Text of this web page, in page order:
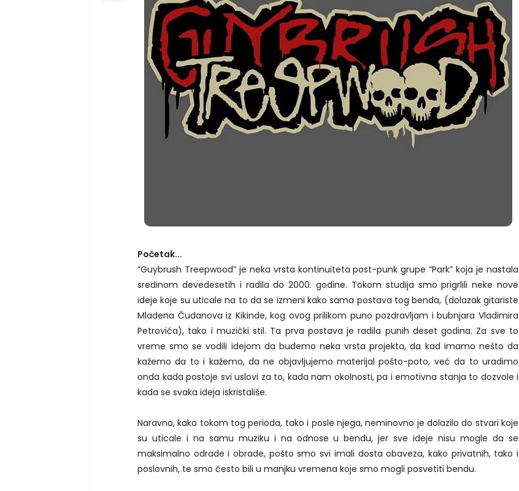
Početak...
“Guybrush Treepwood” je neka vrsta kontinuiteta post-punk grupe “Park” koja je nastala
sredinom devedesetih i radila do 2000. godine. Tokom studija smo prigrlili neke nove
ideje koje su uticale na to da se izmeni kako sama postava tog benda, (dolazak gitariste
Mladena Čudanova iz Kikinde, kog ovog prilikom puno pozdravljam i bubnjara Vladimira
Petrovića), tako i muzički stil. Ta prva postava je radila punih deset godina. Za sve to
vreme smo se vodili idejom da budemo neka vrsta projekta, da kad imamo nešto da
kažemo da to i kažemo, da ne objavljujemo materijal pošto-poto, već da to uradimo
onda kada postoje svi uslovi za to, kada nam okolnosti, pa i emotivna stanja to dozvole i
kada se svaka ideja iskristališe.
Naravno, kako tokom tog perioda, tako i posle njega, neminovno je dolazilo do stvari koje
su uticale i na samu muziku i na odnose u bendu, jer sve ideje nisu mogle da se
maksimalno odrade i obrade, pošto smo svi imali dosta obaveza, kako privatnih, tako i
poslovnih, te smo često bili u manjku vremena koje smo mogli posvetiti bendu.